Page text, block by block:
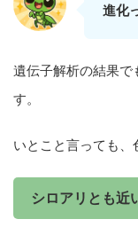
進化
遺伝子解析の結果で
す。
いとこと言っても、
シロアリとも近